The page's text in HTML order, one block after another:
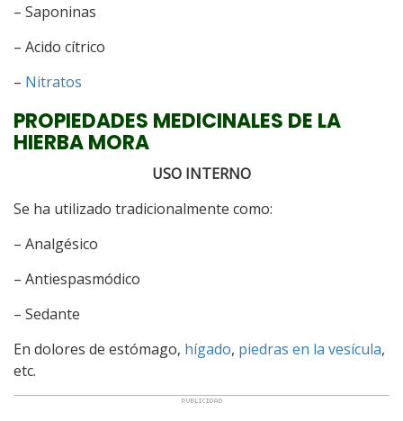
– Saponinas
– Acido cítrico
– Nitratos
PROPIEDADES MEDICINALES DE LA
HIERBA MORA
USO INTERNO
Se ha utilizado tradicionalmente como:
– Analgésico
– Antiespasmódico
– Sedante
En dolores de estómago, hígado, piedras en la vesícula,
etc.